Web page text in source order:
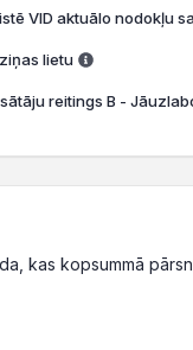
VID aktuālo nodokļu
lietu
reitings B -
kas kopsummā